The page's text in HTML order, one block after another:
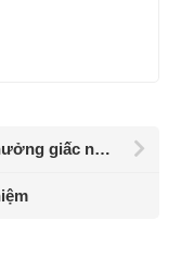
Ánh sáng xanh từ điện thoại ảnh hưởng giấc ngủ thế nào?